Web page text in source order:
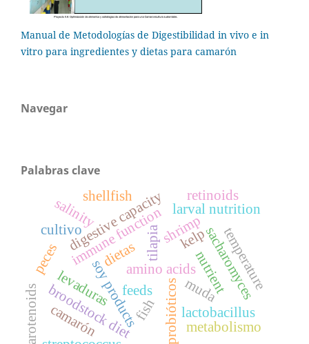
Manual de Metodologías de Digestibilidad in vivo e in
vitro para ingredientes y dietas para camarón
Navegar
Palabras clave
soy products
shrimp
amino acids
fish
nutrient
immune function
broodstock diet
larval nutrition
probióticos
tilapia
lactobacillus
sacharomyces
digestive capacity
temperature
salinity
levaduras
peces
shellfish
feeds
dietas
camarón
cultivo
muda
carotenoids
retinoids
metabolismo
kelp